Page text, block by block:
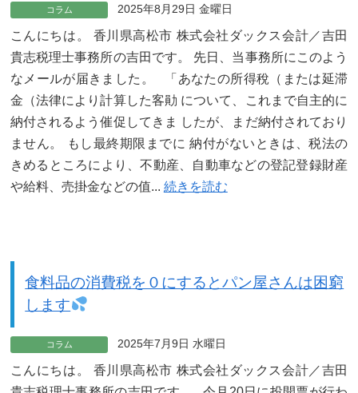
コラム 2025年8月29日 金曜日
こんにちは。 香川県高松市 株式会社ダックス会計／吉田
貴志税理士事務所の吉田です。 先日、当事務所にこのよう
なメールが届きました。 「あなたの所得稅（または延滞
金（法律により計算した客勛 について、これまで自主的に
納付されるよう催促してきま したが、まだ納付されており
ません。 もし最終期限までに 納付がないときは、税法の
きめるところにより、不動産、自動車などの登記登録財産
や給料、売掛金などの值... 続きを読む
食料品の消費税を０にするとパン屋さんは困窮
します
コラム 2025年7月9日 水曜日
こんにちは。 香川県高松市 株式会社ダックス会計／吉田